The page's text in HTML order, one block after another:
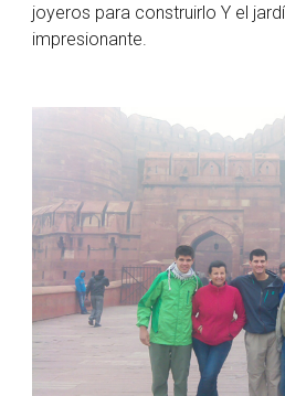
joyeros para construirlo Y el
impresionante.